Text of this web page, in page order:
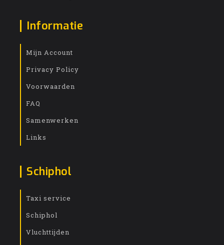
Informatie
Mijn Account
Privacy Policy
Voorwaarden
FAQ
Samenwerken
Links
Schiphol
Taxi service
Schiphol
Vluchttijden